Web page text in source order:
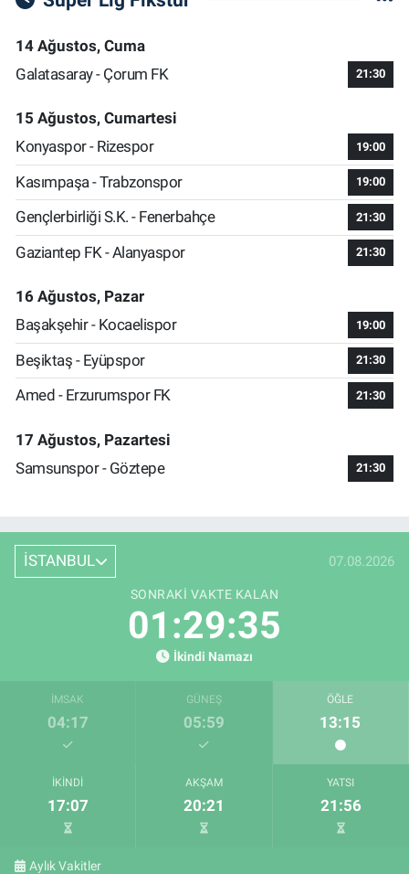
14 Ağustos, Cuma
Galatasaray - Çorum FK
21:30
15 Ağustos, Cumartesi
Konyaspor - Rizespor
19:00
Kasımpaşa - Trabzonspor 19:00
Gençlerbirliği S.K. - Fenerbahçe 21:30
Gaziantep FK - Alanyaspor 21:30
16 Ağustos, Pazar
Başakşehir - Kocaelispor
19:00
Beşiktaş - Eyüpspor 21:30
Amed - Erzurumspor FK 21:30
17 Ağustos, Pazartesi
Samsunspor - Göztepe
21:30
İSTANBUL 07.08.2026
SONRAKI VAKTE KALAN
01:29:35
İkindi Namazı
İMSAK
04:17
GÜNEŞ
05:59
ÖĞLE
13:15
İKINDI
17:07
AKŞAM
20:21
YATSI
21:56
Aylık Vakitler